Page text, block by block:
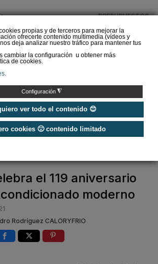
propias y de terceros para mejorar la
ofrecerte contenido multimedia (vídeos y
deja analizar nuestro tráfico para mantener tus
cambiar la configuración u obtener más
de cookies.
Configuración ◮
ver todo el contenido 😊
cookies 🙁 contenido limitado
PRESUPUESTOS
del Amperio (Episodio 3)
Actualidad
/
el 119 aniversario
moderno
Rodríguez CALORYFRIO